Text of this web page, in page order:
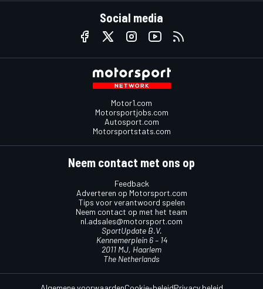
Social media
Motor1.com
Motorsportjobs.com
Autosport.com
Motorsportstats.com
Neem contact met ons op
Feedback
Adverteren op Motorsport.com
Tips voor verantwoord spelen
Neem contact op met het team
nl.adsales@motorsport.com
SportUpdate B.V.
Kennemerplein 6 – 14
2011 MJ, Haarlem
The Netherlands